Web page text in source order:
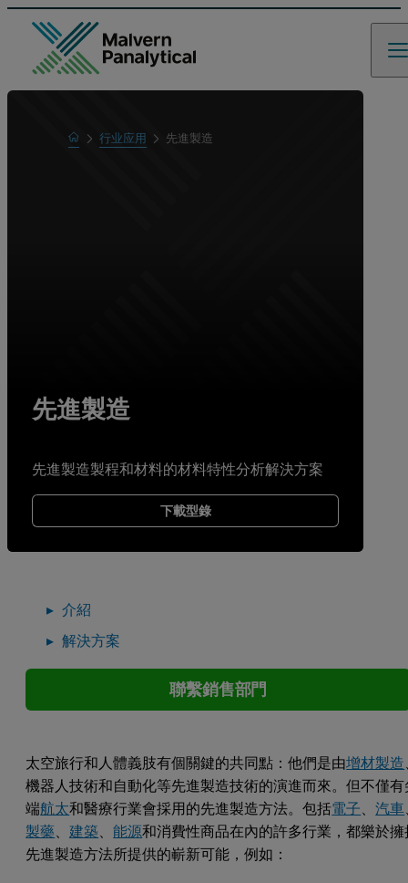
Home行业应用 先進製造
先進製造
先進製造製程和材料的材料特性分析解決方案
下載型錄
介紹
解決方案
聯繫銷售部門
太空旅行和人體義肢有個關鍵的共同點：他們是由增材製造
機器人技術和自動化等先進製造技術的演進而來。但不僅有
端航太和醫療行業會採用的先進製造方法。包括電子 、汽車
製藥 、建築 、能源和消費性商品在內的許多行業，都樂於擁
先進製造方法所提供的嶄新可能，例如：